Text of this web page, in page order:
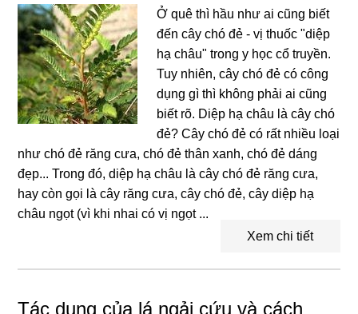
Ở quê thì hầu như ai cũng biết
đến cây chó đẻ - vị thuốc "diệp
hạ châu" trong y học cổ truyền.
Tuy nhiên, cây chó đẻ có công
dụng gì thì không phải ai cũng
biết rõ. Diệp hạ châu là cây chó
đẻ? Cây chó đẻ có rất nhiều loại
như chó đẻ răng cưa, chó đẻ thân xanh, chó đẻ dáng
đẹp... Trong đó, diệp hạ châu là cây chó đẻ răng cưa,
hay còn gọi là cây răng cưa, cây chó đẻ, cây diệp hạ
châu ngọt (vì khi nhai có vị ngọt ...
Xem chi tiết
Tác dụng của lá ngải cứu và cách